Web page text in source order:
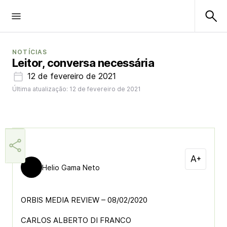
NOTÍCIAS
Leitor, conversa necessária
12 de fevereiro de 2021
Última atualização: 12 de fevereiro de 2021
Helio Gama Neto
ORBIS MEDIA REVIEW – 08/02/2020
CARLOS ALBERTO DI FRANCO